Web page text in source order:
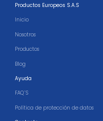
Productos Europeos S.A.S
Inicio
Nosotros
Productos
Blog
Ayuda
FAQ´S
Política de protección de datos